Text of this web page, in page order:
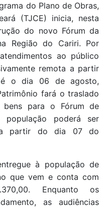
do Plano de Obras,
(TJCE) inicia, nesta
do novo Fórum da
Região do Cariri. Por
ao público
remota a partir
o dia 06 de agosto,
fará o traslado
bens para o Fórum de
poderá ser
a partir do dia 07 do
à população de
que vem e conta com
Enquanto os
as audiências